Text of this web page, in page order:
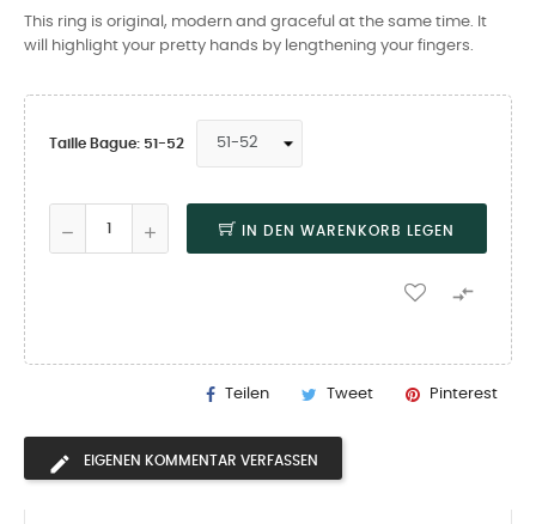
This ring is original, modern and graceful at the same time. It
will highlight your pretty hands by lengthening your fingers.
Taille Bague: 51-52
IN DEN WARENKORB LEGEN

Teilen Tweet Pinterest
EIGENEN KOMMENTAR VERFASSEN